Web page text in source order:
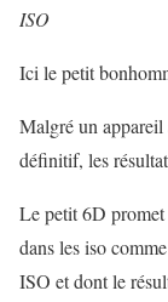
ISO
Ici le petit
Malgré un
définitif, les
Le petit 6D promet
dans les iso
ISO et dont le